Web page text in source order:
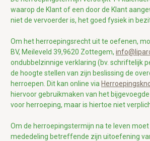
waarop de Klant of een door de Klant
niet de vervoerder is, het goed fysiek in
Om het herroepingsrecht uit te oefenen,
BV, Meileveld 39,9620 Zottegem,
ondubbelzinnige verklaring (bv. schriftelijk
de hoogte stellen van zijn beslissing de
herroepen. Dit kan online via
hiervoor gebruikmaken van het
voor herroeping, maar is hiertoe niet
Om de herroepingstermijn na te leven moet
mededeling betreffende zijn uitoefening